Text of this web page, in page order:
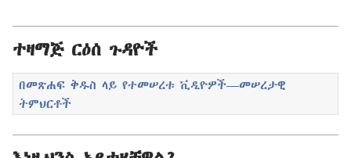
ተዛማጅ ርዕሰ ጉዳዮች
በመጽሐፍ ቅዱስ ላይ የተመሠረቱ ቪዲዮዎች—መሠረታዊ
ትምህርቶች